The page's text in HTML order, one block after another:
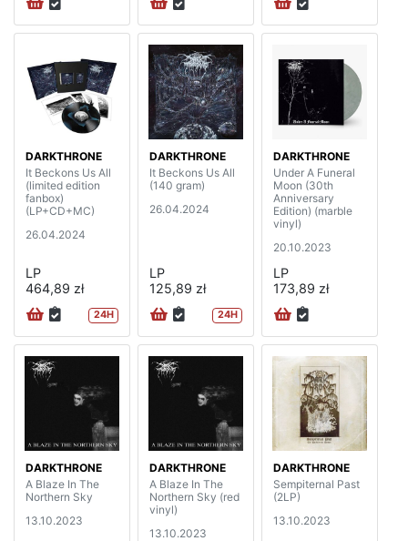
DARKTHRONE
It Beckons Us All
(limited edition
fanbox)
(LP+CD+MC)
26.04.2024
LP
464,89 zł
24H
DARKTHRONE
It Beckons Us All
(140 gram)
26.04.2024
LP
125,89 zł
24H
DARKTHRONE
Under A Funeral
Moon (30th
Anniversary
Edition) (marble
vinyl)
20.10.2023
LP
173,89 zł
DARKTHRONE
A Blaze In The
Northern Sky
13.10.2023
DARKTHRONE
A Blaze In The
Northern Sky (red
vinyl)
13.10.2023
DARKTHRONE
Sempiternal Past
(2LP)
13.10.2023